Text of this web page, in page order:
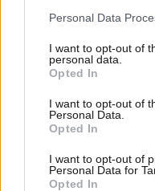
Please note that this
not limited to your visit
grant or deny consent to
use your data for below
consent section.
Personal Data
I want to opt-out of
personal data.
Opted In
I want to opt-out of
Personal Data.
Opted In
I want to opt-out of
Personal Data for
Opted In